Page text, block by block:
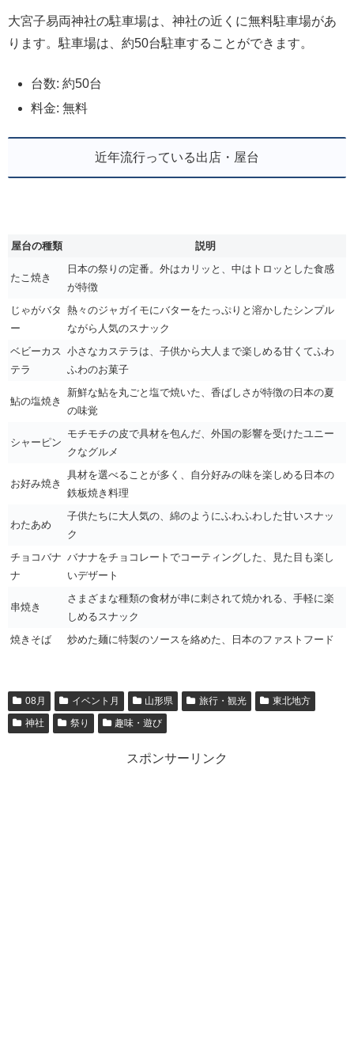
大宮子易両神社の駐車場は、神社の近くに無料駐車場があ
ります。駐車場は、約50台駐車することができます。
台数: 約50台
料金: 無料
近年流行っている出店・屋台
屋台の種類 説明
たこ焼き
日本の祭りの定番。外はカリッと、中はトロッとした食感
が特徴
じゃがバタ
ー
熱々のジャガイモにバターをたっぷりと溶かしたシンプル
ながら人気のスナック
ベビーカス
テラ
小さなカステラは、子供から大人まで楽しめる甘くてふわ
ふわのお菓子
鮎の塩焼き
新鮮な鮎を丸ごと塩で焼いた、香ばしさが特徴の日本の夏
の味覚
シャーピン
モチモチの皮で具材を包んだ、外国の影響を受けたユニー
クなグルメ
お好み焼き
具材を選べることが多く、自分好みの味を楽しめる日本の
鉄板焼き料理
わたあめ
子供たちに大人気の、綿のようにふわふわした甘いスナッ
ク
チョコバナ
ナ
バナナをチョコレートでコーティングした、見た目も楽し
いデザート
串焼き
さまざまな種類の食材が串に刺されて焼かれる、手軽に楽
しめるスナック
焼きそば
炒めた麺に特製のソースを絡めた、日本のファストフード
08月 イベント月 山形県 旅行・観光
東北地方
神社
祭り 趣味・遊び
スポンサーリンク